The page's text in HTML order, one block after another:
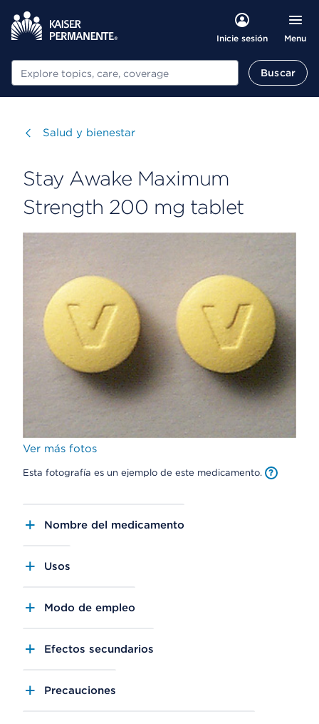
Inicie sesión Menu
Buscar Buscar
Visitar
Salud y bienestar
Stay Awake Maximum
Strength 200 mg tablet
Ver más fotos
Esta fotografía es un ejemplo de este medicamento.
Nombre del medicamento
Usos
Modo de empleo
Efectos secundarios
Precauciones